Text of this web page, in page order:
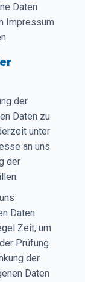
Daten
Impressum
der
Daten zu
unter
an uns
der
Daten
Zeit, um
Prüfung
der
Daten